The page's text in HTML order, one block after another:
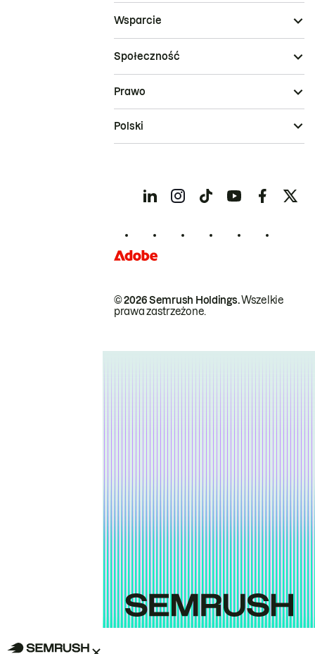
Wsparcie
Społeczność
© 2026 Semrush Holdings.Wszelkie
prawa zastrzeżone.
Prawo
Polski